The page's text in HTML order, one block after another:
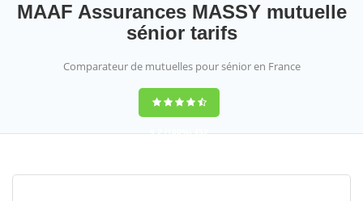
MAAF Assurances MASSY mutuelle
sénior tarifs
Comparateur de mutuelles pour sénior en France
9,2(100%)452